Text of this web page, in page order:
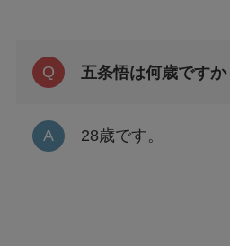
五条悟は何歳ですか
28歳です。